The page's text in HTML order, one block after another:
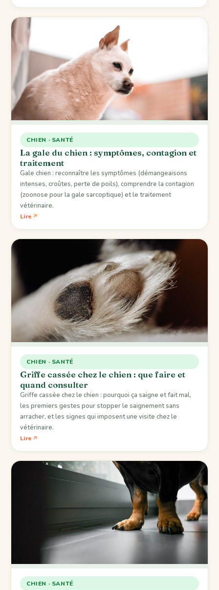
CHIEN · SANTÉ
La gale du chien : symptômes, contagion et
traitement
Gale chien : reconnaître les symptômes (démangeaisons
intenses, croûtes, perte de poils), comprendre la contagion
(zoonose pour la gale sarcoptique) et le traitement
vétérinaire.
Lire
CHIEN · SANTÉ
Griffe cassée chez le chien : que faire et
quand consulter
Griffe cassée chez le chien : pourquoi ça saigne et fait mal,
les premiers gestes pour stopper le saignement sans
arracher, et les signes qui imposent une visite chez le
vétérinaire.
Lire
CHIEN · SANTÉ